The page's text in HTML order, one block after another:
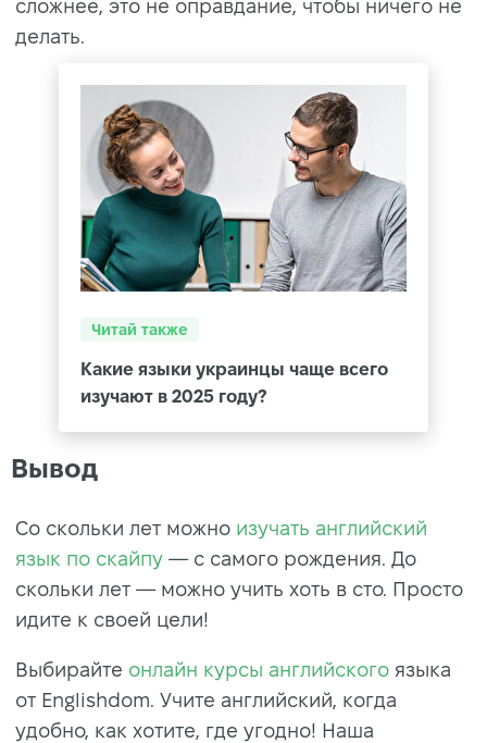
сложнее, это не оправдание, чтобы ничего не
делать.
Читай также
Какие языки украинцы чаще всего
изучают в 2025 году?
Вывод
Со скольки лет можно изучать английский
язык по скайпу — с самого рождения. До
скольки лет — можно учить хоть в сто. Просто
идите к своей цели!
Выбирайте онлайн курсы английского языка
от Englishdom. Учите английский, когда
удобно, как хотите, где угодно! Наша